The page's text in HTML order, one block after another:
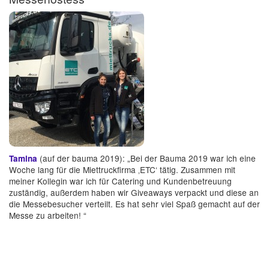
Tamina (auf der bauma 2019): „Bei der Bauma 2019 war ich eine
Woche lang für die Miettruckfirma ‚ETC‘ tätig. Zusammen mit
meiner Kollegin war ich für Catering und Kundenbetreuung
zuständig, außerdem haben wir Giveaways verpackt und diese an
die Messebesucher verteilt. Es hat sehr viel Spaß gemacht auf der
Messe zu arbeiten! “